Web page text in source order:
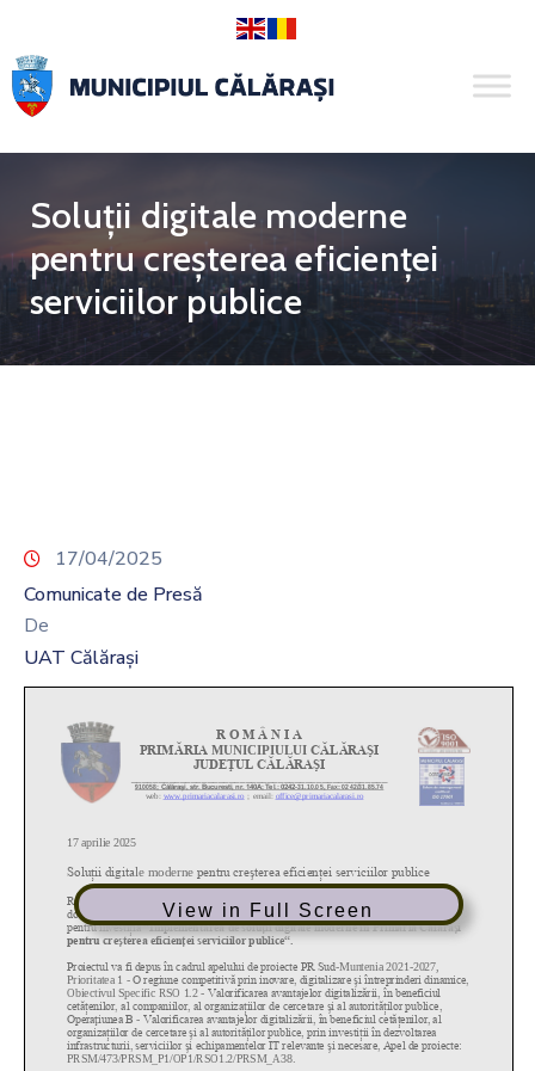
Soluții digitale moderne
pentru creșterea eficienței
serviciilor publice
17/04/2025
Comunicate de Presă
De
UAT Călărași
View in Full Screen